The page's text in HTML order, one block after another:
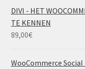
DIVI - HET
TE KENNEN
89,00€
WooCommerce